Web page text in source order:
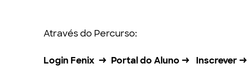
Através do Percurso:
Login Fenix → Portal do Aluno → Inscrever →